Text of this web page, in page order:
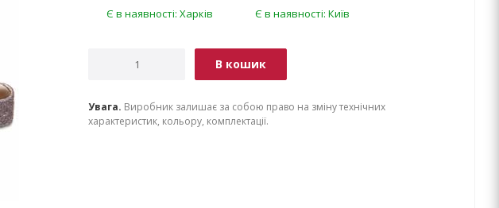
Є в наявності: Харків Є в наявності: Київ
В кошик
Увага. Виробник залишає за собою право на зміну технічних
характеристик, кольору, комплектації.